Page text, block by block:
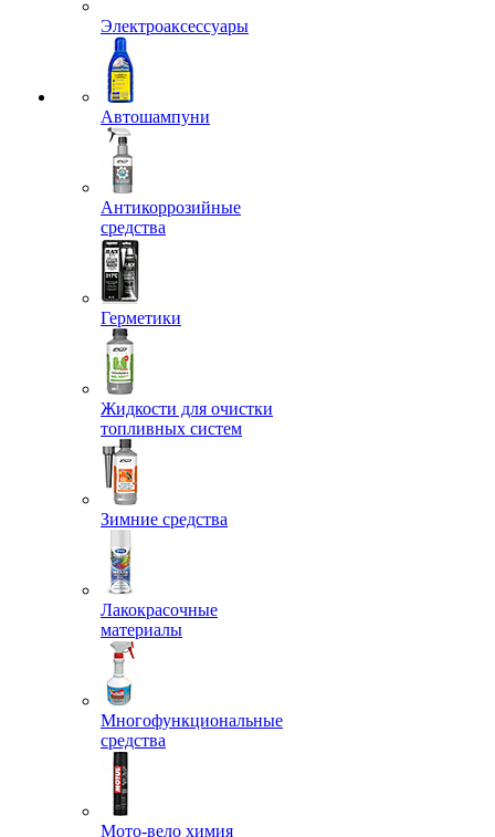
Электроаксессуары
Автошампуни
Антикоррозийные
средства
Герметики
Жидкости для очистки
топливных систем
Зимние средства
Лакокрасочные
материалы
Многофункциональные
средства
Мото-вело химия